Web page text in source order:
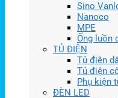
Sino
Nanoco
MPE
Ống luồn
TỦ ĐIỆN
Tủ điện
Tủ điện
Phụ kiện
ĐÈN LED